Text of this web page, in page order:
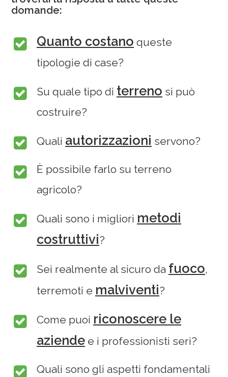
domande:
Quanto costano queste
tipologie di case?
Su quale tipo di terreno si può
costruire?
Quali autorizzazioni servono?
È possibile farlo su terreno
agricolo?
Quali sono i migliori metodi
costruttivi?
Sei realmente al sicuro da fuoco,
terremoti e malviventi?
Come puoi riconoscere le
aziende e i professionisti seri?
Quali sono gli aspetti fondamentali